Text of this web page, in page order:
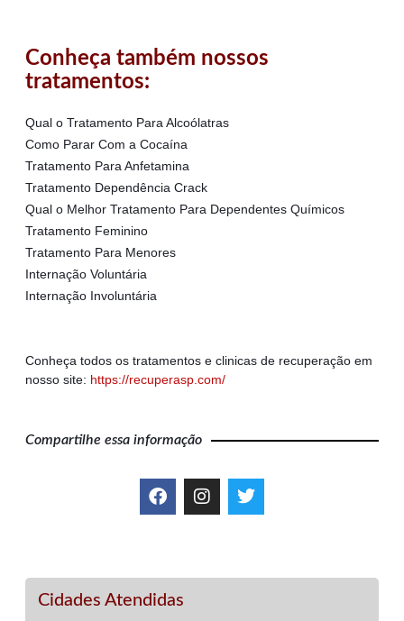
Conheça também nossos
tratamentos:
Qual o Tratamento Para Alcoólatras
Como Parar Com a Cocaína
Tratamento Para Anfetamina
Tratamento Dependência Crack
Qual o Melhor Tratamento Para Dependentes Químicos
Tratamento Feminino
Tratamento Para Menores
Internação Voluntária
Internação Involuntária
Conheça todos os tratamentos e clinicas de recuperação em
nosso site: https://recuperasp.com/
Compartilhe essa informação
Cidades Atendidas